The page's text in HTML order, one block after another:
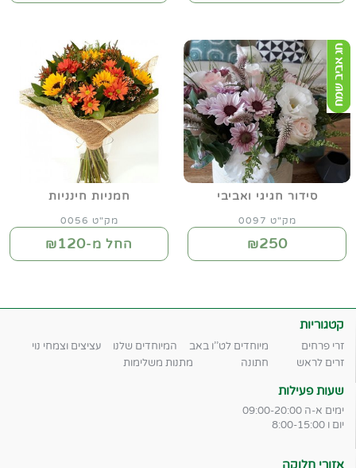
סידור חגיגי ואביבי
מק"ט 0097
₪250
חמניות חינניות
מק"ט 0056
החל מ-₪120
קטגוריות
זרי פרחים מיוחדים לט''ו באב המיוחדים שלנו
עציצים וצמחי נוי
זרים לראש
חתונה מתנות משלימות
שעות פעילות
ימים א-ה 09:00-20:00
יום ו 8:00-15:00
אזורי חלוקה